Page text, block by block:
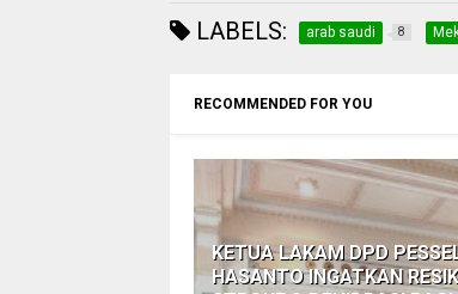
LABELS: arab saudi 8
RECOMMENDED FOR YOU
KETUA LAKAM DPD
HASANTO INGATKAN